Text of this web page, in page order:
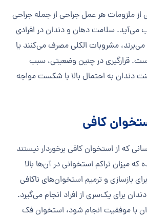
ملزومات هر عمل جراحی از جمله جراحی
می‌آید. سلامت دهان و دندان در افرادی
می‌برند، مشروبات الکلی مصرف می‌کنند یا
قرارگیری در چنین وضعیتی، سبب
دندان به احتمال بالا با شکست مواجه
کافی
که از استخوان کافی برخوردار نیستند
که میزان تراکم استخوانی در آن‌ها بالا
بازسازی و ترمیم استخوان‌های ناکافی
برای یک‌سری از افراد انجام می‌گیرد.
با موفقیت انجام شود، استخوان فک